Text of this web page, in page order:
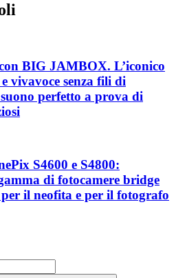
BIG JAMBOX. L’iconico
vivavoce senza fili di
perfetto a prova di
S4600 e S4800:
di fotocamere bridge
il neofita e per il fotografo